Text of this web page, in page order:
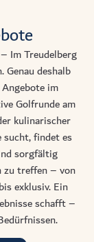
Im Treudelberg
deshalb
im
Golfrunde am
kulinarischer
sucht, findet es
sorgfältig
zu treffen – von
exklusiv. Ein
schafft –